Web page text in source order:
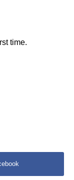
time.